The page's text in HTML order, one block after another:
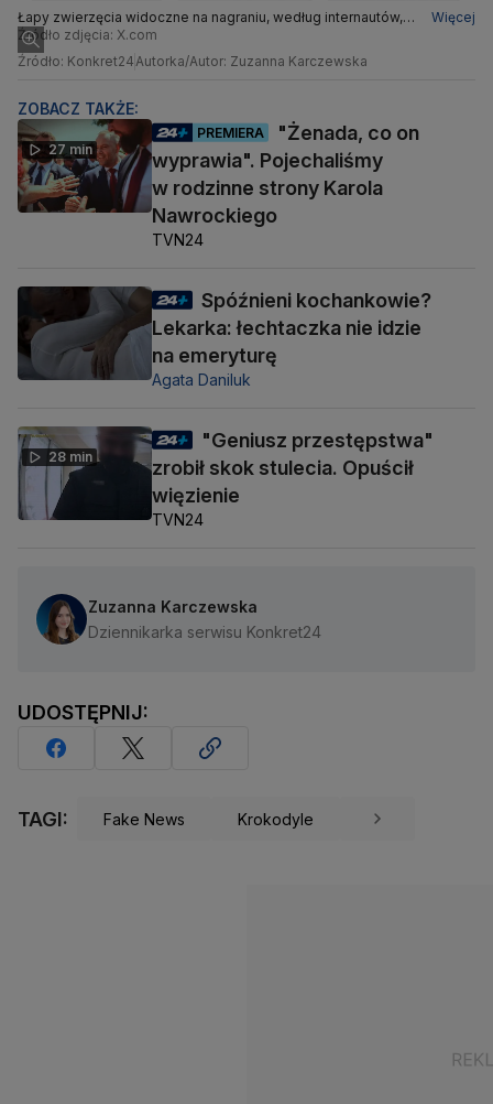
Łapy zwierzęcia widoczne na nagraniu, według internautów,
miały przypominać ludzkie ręce
Więcej
Źródło zdjęcia: X.com
Źródło: Konkret24Autorka/Autor: Zuzanna Karczewska
ZOBACZ TAKŻE:
27 min
PREMIERA
"Żenada, co on
wyprawia". Pojechaliśmy
w rodzinne strony Karola
Nawrockiego
TVN24
Spóźnieni kochankowie?
Lekarka: łechtaczka nie idzie
na emeryturę
Agata Daniluk
28 min
"Geniusz przestępstwa"
zrobił skok stulecia. Opuścił
więzienie
TVN24
Zuzanna Karczewska
Dziennikarka serwisu Konkret24
UDOSTĘPNIJ:
TAGI: Fake News Krokodyle